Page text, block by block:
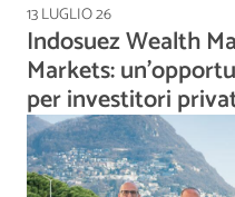
13 LUGLIO 26
Indosuez Wealth
Markets:
per investitori